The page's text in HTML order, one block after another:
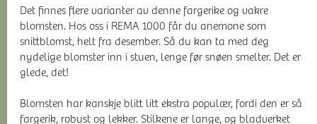
Det finnes flere varianter av denne fargerike og vakre
blomsten. Hos oss i REMA 1000 får du anemone som
snittblomst, helt fra desember. Så du kan ta med deg
nydelige blomster inn i stuen, lenge før snøen smelter. Det er
glede, det!
Blomsten har kanskje blitt litt ekstra populær, fordi den er så
fargerik, robust og lekker. Stilkene er lange, og bladverket